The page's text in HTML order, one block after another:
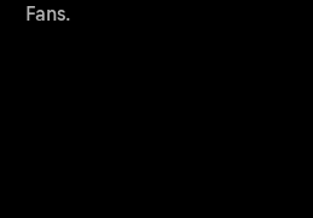
Fans.